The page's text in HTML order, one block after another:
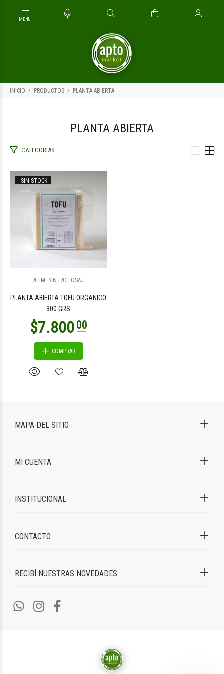
INICIO PRODUCTOS PLANTA ABIERTA
PLANTA ABIERTA
CATEGORIAS
SIN STOCK
ALIM. SIN LACTOSA↓
PLANTA ABIERTA TOFU ORGANICO
300 GRS
COMPRAR
RECIBÍ NUESTRAS NOVEDADES:
MAPA DEL SITIO
MI CUENTA
INSTITUCIONAL
CONTACTO